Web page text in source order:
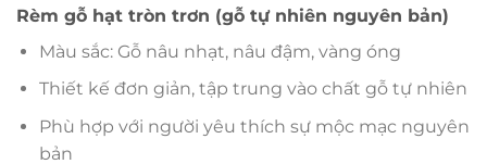
Rèm gỗ hạt tròn trơn (gỗ tự nhiên nguyên bản)
Màu sắc: Gỗ nâu nhạt, nâu đậm, vàng óng
Thiết kế đơn giản, tập trung vào chất gỗ tự nhiên
Phù hợp với người yêu thích sự mộc mạc nguyên
bản